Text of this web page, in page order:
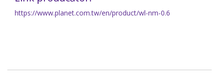
https://www.planet.com.tw/en/product/wl-nm-0.6